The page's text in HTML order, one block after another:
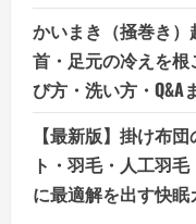
かいまき（掻巻き）
首・足元の冷えを
び方・洗い方・Q&A
【最新版】掛け布
ト・羽毛・人工羽
に最適解を出す快眠